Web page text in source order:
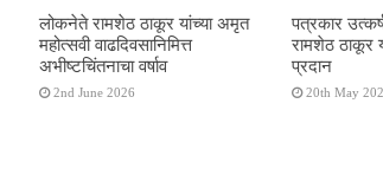
लोकनेते रामशेठ ठाकूर यांच्या अमृत
महोत्सवी वाढदिवसानिमित्त
अभीष्टचिंतनाचा वर्षाव
2nd June 2026
पत्रकार
रामशेठ ठाकूर
प्रदान
20th May